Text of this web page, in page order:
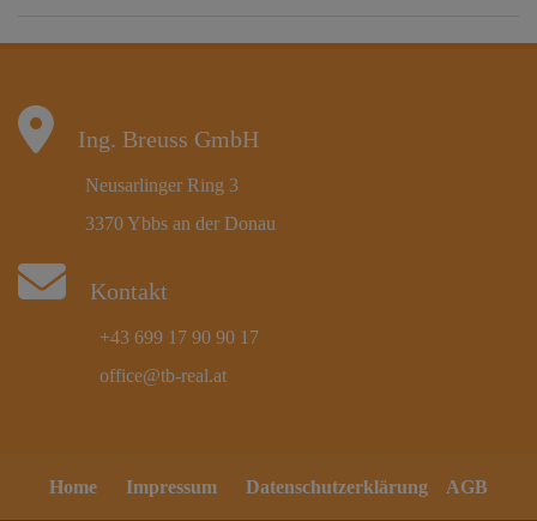
Ing. Breuss GmbH
Neusarlinger Ring 3
3370 Ybbs an der Donau
Kontakt
+43 699 17 90 90 17
office@tb-real.at
Home Impressum Datenschutzerklärung AGB